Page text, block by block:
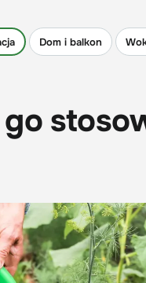
Dom i balkon